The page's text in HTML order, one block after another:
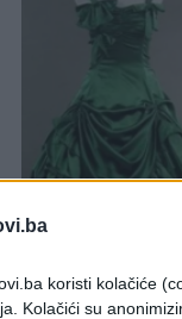
koristi kolačiće
Kolačići su